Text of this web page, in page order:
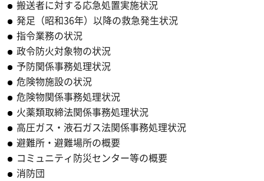
搬送者に対する応急処置実施状況
発足（昭和36年）以降の救急発生状況
指令業務の状況
政令防火対象物の状況
予防関係事務処理状況
危険物施設の状況
危険物関係事務処理状況
火薬類取締法関係事務処理状況
高圧ガス・液石ガス法関係事務処理状況
避難所・避難場所の概要
コミュニティ防災センター等の概要
消防団